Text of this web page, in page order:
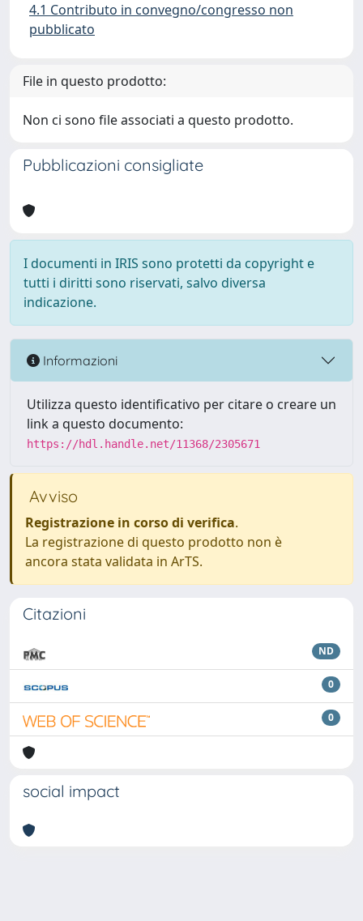
4.1 Contributo in convegno/congresso non
pubblicato
File in questo prodotto:
Non ci sono file associati a questo prodotto.
Pubblicazioni consigliate
I documenti in IRIS sono protetti da copyright e
tutti i diritti sono riservati, salvo diversa
indicazione.
Informazioni
Utilizza questo identificativo per citare o creare un
link a questo documento:
https://hdl.handle.net/11368/2305671
Avviso
Registrazione in corso di verifica.
La registrazione di questo prodotto non è
ancora stata validata in ArTS.
Citazioni
ND
0
0
social impact